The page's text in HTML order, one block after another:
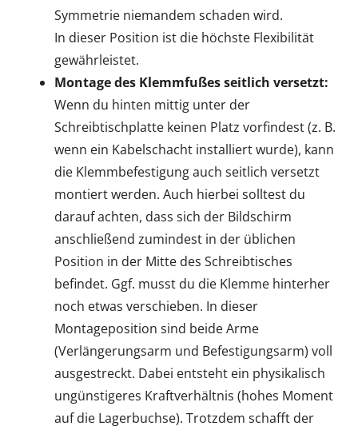
Symmetrie niemandem schaden wird.
In dieser Position ist die höchste Flexibilität
gewährleistet.
Montage des Klemmfußes seitlich versetzt:
Wenn du hinten mittig unter der
Schreibtischplatte keinen Platz vorfindest (z. B.
wenn ein Kabelschacht installiert wurde), kann
die Klemmbefestigung auch seitlich versetzt
montiert werden. Auch hierbei solltest du
darauf achten, dass sich der Bildschirm
anschließend zumindest in der üblichen
Position in der Mitte des Schreibtisches
befindet. Ggf. musst du die Klemme hinterher
noch etwas verschieben. In dieser
Montageposition sind beide Arme
(Verlängerungsarm und Befestigungsarm) voll
ausgestreckt. Dabei entsteht ein physikalisch
ungünstigeres Kraftverhältnis (hohes Moment
auf die Lagerbuchse). Trotzdem schafft der